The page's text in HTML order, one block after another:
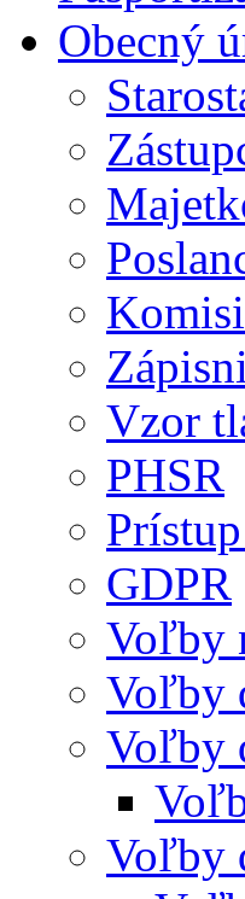
Obecný
Vzor
PHSR
GDPR
Voľby
Voľby
Voľby
Voľby